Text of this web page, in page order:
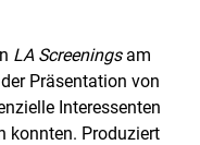
LA Screeningsam
Präsentation von
Interessenten
konnten. Produziert